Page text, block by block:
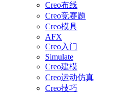
Creo布线
Creo竞赛题
Creo模具
AFX
Creo入门
Simulate
Creo建模
Creo运动仿真
Creo技巧